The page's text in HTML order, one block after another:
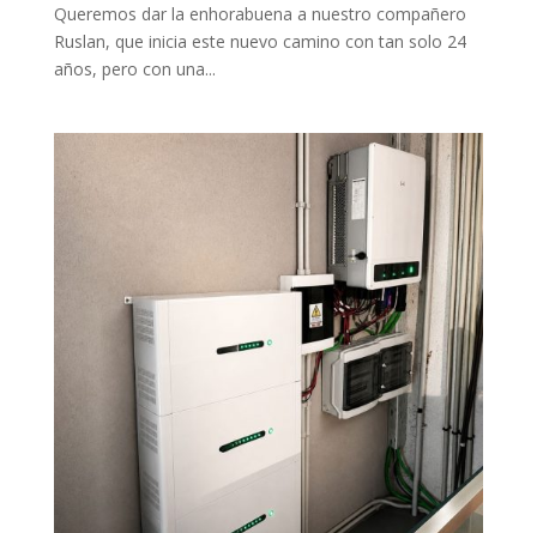
Queremos dar la enhorabuena a nuestro compañero
Ruslan, que inicia este nuevo camino con tan solo 24
años, pero con una...